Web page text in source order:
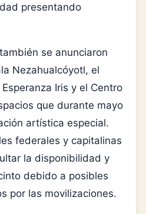
presentando
se anunciaron
Nezahualcóyotl, el
Iris y el Centro
que durante mayo
artística especial.
federales y capitalinas
la disponibilidad y
debido a posibles
por las movilizaciones.